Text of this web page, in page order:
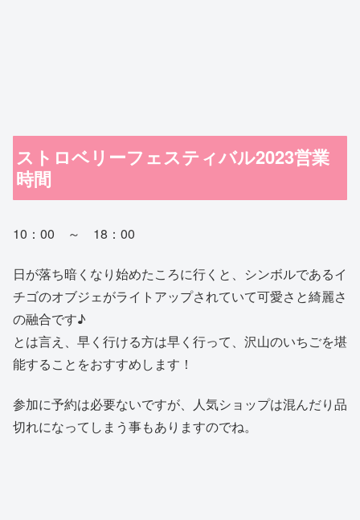
ストロベリーフェスティバル2023営業
時間
10：00 ～ 18：00
日が落ち暗くなり始めたころに行くと、シンボルであるイ
チゴのオブジェがライトアップされていて可愛さと綺麗さ
の融合です♪
とは言え、早く行ける方は早く行って、沢山のいちごを堪
能することをおすすめします！
参加に予約は必要ないですが、人気ショップは混んだり品
切れになってしまう事もありますのでね。